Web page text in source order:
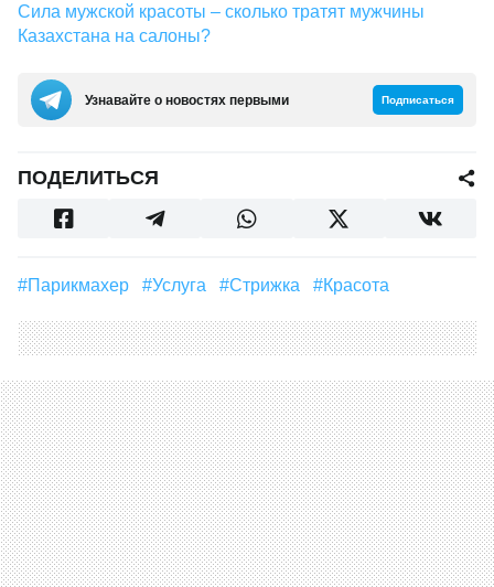
Сила мужской красоты – сколько тратят мужчины
Казахстана на салоны?
Узнавайте о новостях первыми Подписаться
ПОДЕЛИТЬСЯ
#парикмахер #Услуга #стрижка #Красота